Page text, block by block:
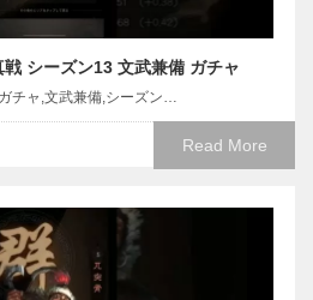
戦 シーズン13 文武兼備 ガチャ
チャ,文武兼備,シーズン…
Read More